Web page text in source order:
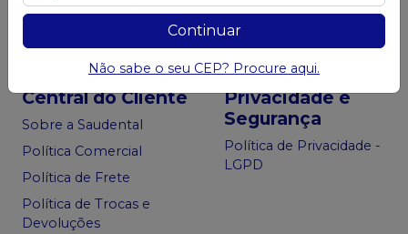
Central do Cliente
Sobre a Saudental
Política Comercial
Política de Frete
Política de Trocas e
Devoluções
Privacidade e
Segurança
Política de Privacidade -
LGPD
Continuar
Não sabe o seu CEP? Procure aqui.